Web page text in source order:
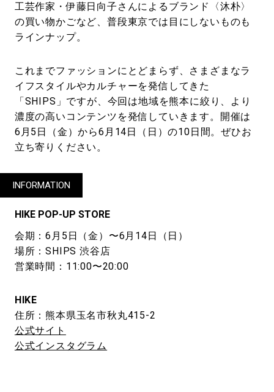
工芸作家・伊藤日向子さんによるブランド〈沐朴〉
の買い物かごなど、普段東京では目にしないものも
ラインナップ。
これまでファッションにとどまらず、さまざまなラ
イフスタイルやカルチャーを発信してきた
「SHIPS」ですが、今回は地域を熊本に絞り、より
濃度の高いコンテンツを発信していきます。開催は
6月5日（金）から6月14日（日）の10日間。ぜひお
立ち寄りください。
INFORMATION
HIKE POP-UP STORE
会期：6月5日（金）〜6月14日（日）
場所：SHIPS 渋谷店
営業時間：11:00〜20:00
HIKE
住所：熊本県玉名市秋丸415-2
公式サイト
公式インスタグラム